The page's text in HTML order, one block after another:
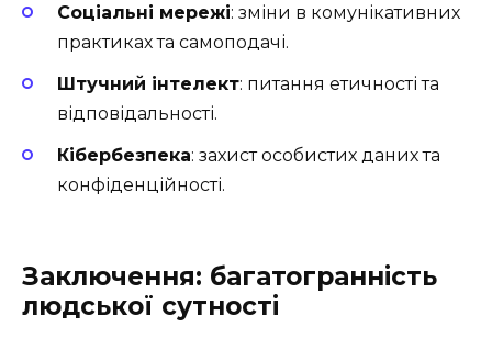
Соціальні мережі: зміни в комунікативних
практиках та самоподачі.
Штучний інтелект: питання етичності та
відповідальності.
Кібербезпека: захист особистих даних та
конфіденційності.
Заключення: багатогранність
людської сутності